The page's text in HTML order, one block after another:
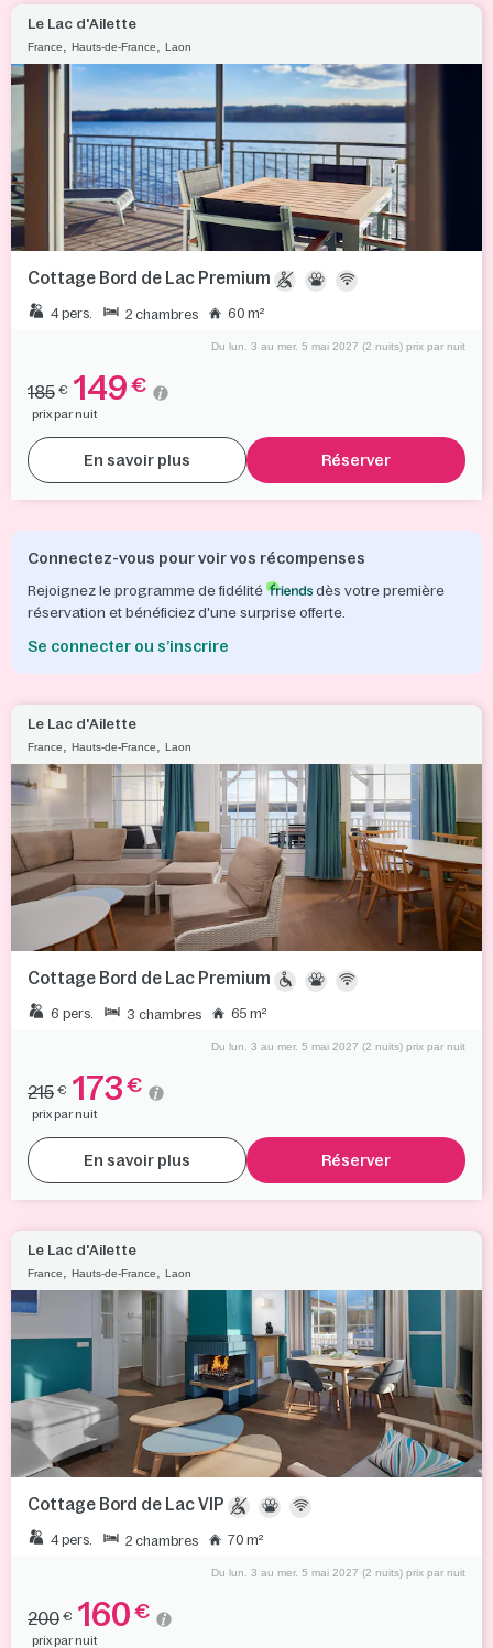
Le Lac d'Ailette
France Hauts-de-France Laon
Cottage Bord de Lac Premium
4 pers. 2 chambres 60 m²
Du lun. 3 au mer. 5 mai 2027 (2 nuits) prix par nuit
185 € 149 €
prix par nuit
En savoir plus Réserver
Connectez-vous pour voir vos récompenses
Rejoignez le programme de fidélité
dès votre première
réservation et bénéficiez d'une surprise offerte.
Se connecter ou s’inscrire
Le Lac d'Ailette
France Hauts-de-France Laon
Cottage Bord de Lac Premium
6 pers. 3 chambres 65 m²
Du lun. 3 au mer. 5 mai 2027 (2 nuits) prix par nuit
215 € 173 €
prix par nuit
En savoir plus Réserver
Le Lac d'Ailette
France Hauts-de-France Laon
Cottage Bord de Lac VIP
4 pers. 2 chambres 70 m²
Du lun. 3 au mer. 5 mai 2027 (2 nuits) prix par nuit
200 € 160 €
prix par nuit